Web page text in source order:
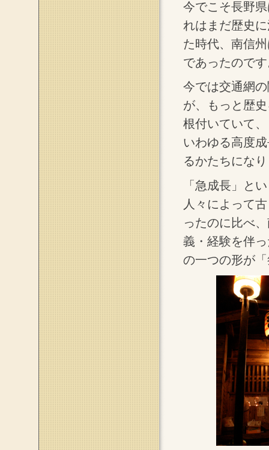
今でこそ長野
れはまだ歴史
た時代、南信
であったので
今では交通網
が、もっと歴
根付いていて
いわゆる高度
るかたちにな
「急成長」と
人々によって
ったのに比べ
義・経験を伴
の一つの形が